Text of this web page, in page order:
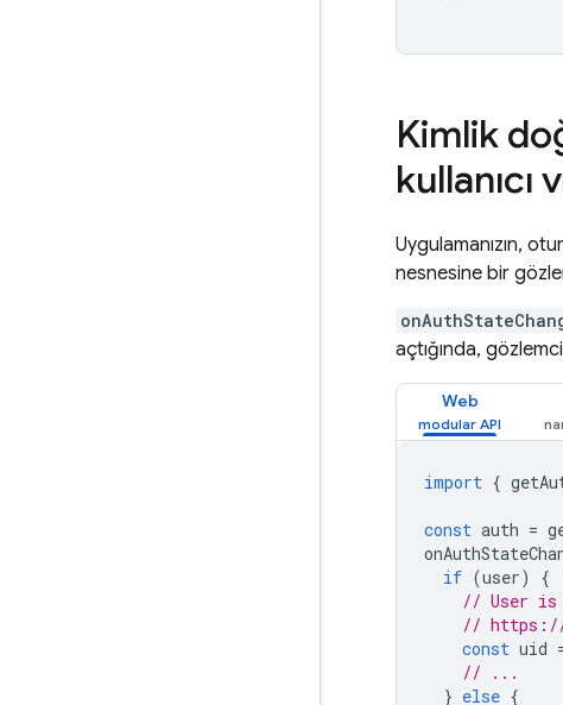
Kimlik
kullanıcı
Uygulamanızın,
nesnesine bir
açtığında,
Web
import {
const auth =
if (user)
{
// User is
// https://
const uid
// ...
} else {